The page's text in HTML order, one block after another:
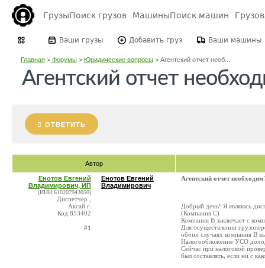
ГрузыПоиск грузов МашиныПоиск машин
Ваши грузы Добавить груз Ваши машины
Главная> Форумы> Юридические вопросы> Агентский отчет необ...
Агентский отчет
ОТВЕТИТЬ
Автор
Енотов Евгений
Владимирович, ИП
(ИНН:610207943050)
Диспетчер ,
Аксай г.
Код:853402
#1
Енотов Евгений
Владимирович
Агентский отчет
Добрый день! Я являюсь
(Компания С)
Компания В заключает с
Для осуществлении
обоих случаях компания В
Налогообложение УСО
Сейчас при налоговой
был составлять, если ни с